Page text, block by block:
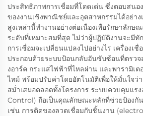
ประสิทธิภาพการเชื่อมที่โดดเด่น ซึ่งตอบสนอ
ของงานเชิงพาณิชย์และอุตสาหกรรมได้อย่า
สูงเหล่านี้ทำงานอย่างต่อเนื่องเพื่อรักษาลักษ
ระดับที่เหมาะสมที่สุด ไม่ว่าผู้ปฏิบัติงานจะมีทั
การเชื่อมจะเปลี่ยนแปลงไปอย่างไร เครื่องเ
ประกอบด้วยระบบป้อนกลับอันซับซ้อนที่ตรว
งอาร์ค กระแสไฟฟ้าที่ไหลผ่าน และพารามิเ
ไทม์ พร้อมปรับค่าโดยอัตโนมัติเพื่อให้มั่นใจว่
สม่ำเสมอตลอดทั้งโครงการ ระบบควบคุมแร
Control) ถือเป็นคุณลักษณะหลักที่ช่วยป้องกั
เช่น การติดของลวดเชื่อมกับชิ้นงาน